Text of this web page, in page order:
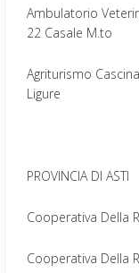
Ambulatorio
22 Casale M.to
Agriturismo
Ligure
PROVINCIA DI ASTI
Cooperativa Della
Cooperativa Della